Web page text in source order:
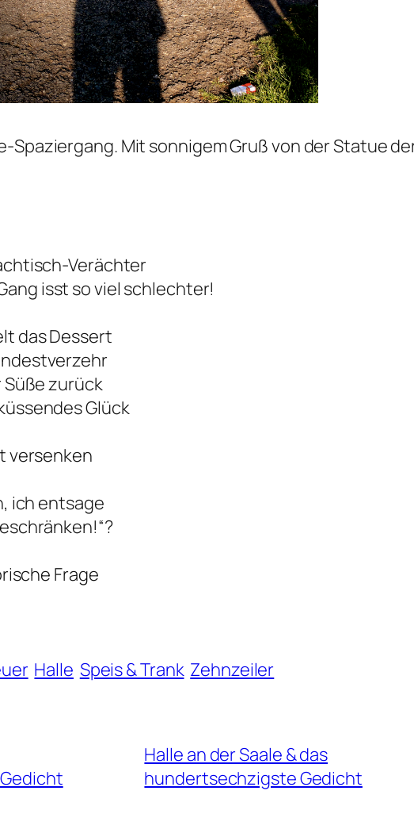
Spaziergang. Mit sonnigem Gruß von der Statue
Verächter
isst so viel schlechter!
das Dessert
zurück
Glück
versenken
ich entsage
Frage
Halle Speis & Trank Zehnzeiler
Halle an der Saale & das
hundertsechzigste Gedicht